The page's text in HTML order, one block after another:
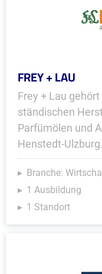
FREY + LAU
Frey + Lau
ständischen
Parfümölen und
Henstedt-
Branche:
1 Ausbildung
1 Standort